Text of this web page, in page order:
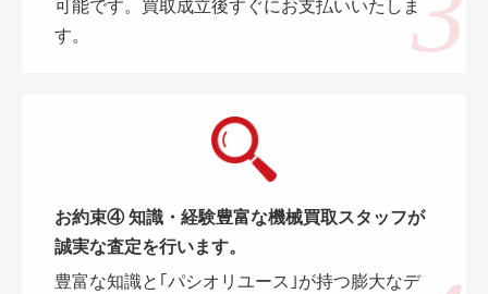
可能です。買取成立後すぐにお支払いいたしま
す。
お約束④ 知識・経験豊富な機械買取スタッフが
誠実な査定を行います。
豊富な知識と｢パシオリユース｣が持つ膨大なデ